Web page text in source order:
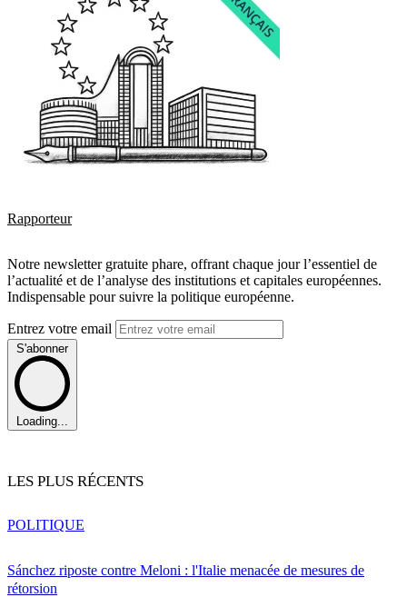
Rapporteur
Notre newsletter gratuite phare, offrant chaque jour l’essentiel de
l’actualité et de l’analyse des institutions et capitales européennes.
Indispensable pour suivre la politique européenne.
Entrez votre email
S'abonner
Loading...
LES PLUS RÉCENTS
Sánchez riposte contre Meloni : l'Italie menacée de mesures de
rétorsion
POLITIQUE